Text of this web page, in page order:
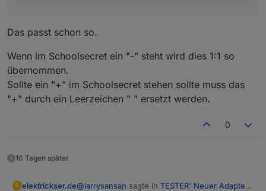
Das passt schon so.
Wenn im Schoolsecret ein "-" steht wird dies 1:1 so
übernommen.
Sollte ein "+" im Schoolsecret stehen sollte muss das
"+" durch ein Leerzeichen " " ersetzt werden.
0
16 Tagen später
E elektrickser.de@larrysansan sagte in TESTER: Neuer Adapter